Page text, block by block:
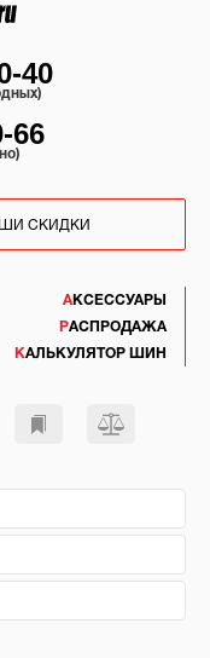
АКСЕССУАРЫ
РАСПРОДАЖА
КАЛЬКУЛЯТОР ШИН
40
66
СКИДКИ